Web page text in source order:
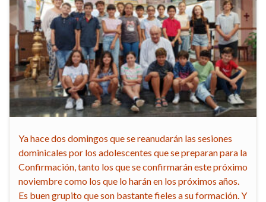
Ya hace dos domingos que se reanudarán las sesiones
dominicales por los adolescentes que se preparan para la
Confirmación, tanto los que se confirmarán este próximo
noviembre como los que lo harán en los próximos años.
Es buen grupito que son bastante fieles a su formación. Y